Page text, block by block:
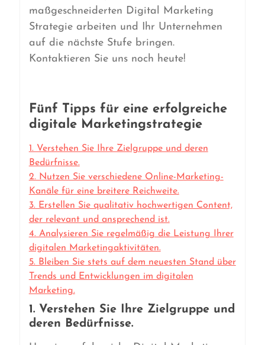
maßgeschneiderten Digital Marketing
Strategie arbeiten und Ihr Unternehmen
auf die nächste Stufe bringen.
Kontaktieren Sie uns noch heute!
Fünf Tipps für eine erfolgreiche
digitale Marketingstrategie
1. Verstehen Sie Ihre Zielgruppe und deren
Bedürfnisse.
2. Nutzen Sie verschiedene Online-Marketing-
Kanäle für eine breitere Reichweite.
3. Erstellen Sie qualitativ hochwertigen Content,
der relevant und ansprechend ist.
4. Analysieren Sie regelmäßig die Leistung Ihrer
digitalen Marketingaktivitäten.
5. Bleiben Sie stets auf dem neuesten Stand über
Trends und Entwicklungen im digitalen
Marketing.
1. Verstehen Sie Ihre Zielgruppe und
deren Bedürfnisse.